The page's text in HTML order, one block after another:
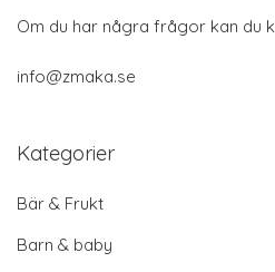
Om du har några frågor kan du
info@zmaka.se
Kategorier
Bär & Frukt
Barn & baby